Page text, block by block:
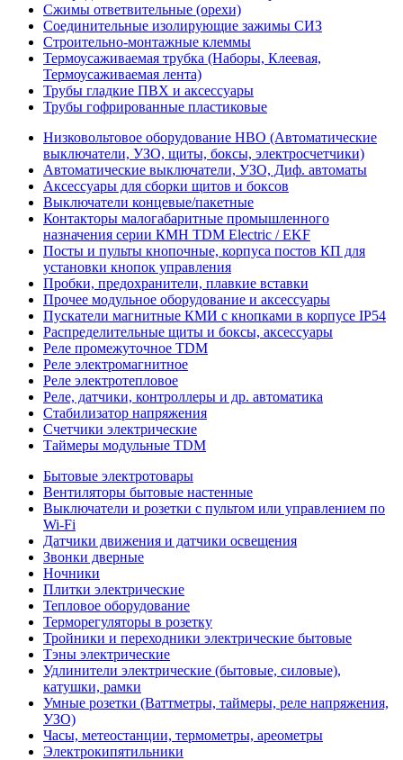
Сжимы ответвительные (орехи)
Соединительные изолирующие зажимы СИЗ
Строительно-монтажные клеммы
Термоусаживаемая трубка (Наборы, Клеевая,
Термоусаживаемая лента)
Трубы гладкие ПВХ и аксессуары
Трубы гофрированные пластиковые
Низковольтовое оборудование НВО (Автоматические
выключатели, УЗО, щиты, боксы, электросчетчики)
Автоматические выключатели, УЗО, Диф. автоматы
Аксессуары для сборки щитов и боксов
Выключатели концевые/пакетные
Контакторы малогабаритные промышленного
назначения серии КМН TDM Electric / EKF
Посты и пульты кнопочные, корпуса постов КП для
установки кнопок управления
Пробки, предохранители, плавкие вставки
Прочее модульное оборудование и аксессуары
Пускатели магнитные КМИ с кнопками в корпусе IP54
Распределительные щиты и боксы, аксессуары
Реле промежуточное TDM
Реле электромагнитное
Реле электротепловое
Реле, датчики, контроллеры и др. автоматика
Стабилизатор напряжения
Счетчики электрические
Таймеры модульные TDM
Бытовые электротовары
Вентиляторы бытовые настенные
Выключатели и розетки с пультом или управлением по
Wi-Fi
Датчики движения и датчики освещения
Звонки дверные
Ночники
Плитки электрические
Тепловое оборудование
Терморегуляторы в розетку
Тройники и переходники электрические бытовые
Тэны электрические
Удлинители электрические (бытовые, силовые),
катушки, рамки
Умные розетки (Ваттметры, таймеры, реле напряжения,
УЗО)
Часы, метеостанции, термометры, ареометры
Электрокипятильники